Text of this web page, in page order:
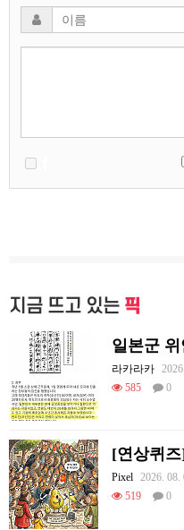
지금 뜨고 있는 픽
라카라카
585
0
Pixel
2026. 08.
519
0